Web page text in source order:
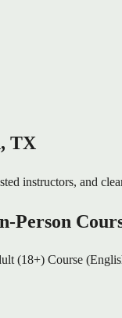
, TX
instructors, and
Person
(18+) Course